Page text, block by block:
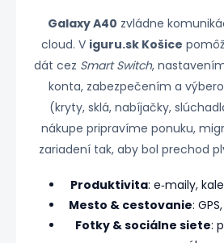
Galaxy A40 zvládne
cloud. V iguru.sk Košice
dát cez Smart Switch,
konta, zabezpečením a
(kryty, sklá, nabíjačky,
nákupe pripravíme ponuku,
zariadení tak, aby bol prechod
Produktivita: e‑maily,
Mesto & cestovanie:
Fotky & sociálne siete: